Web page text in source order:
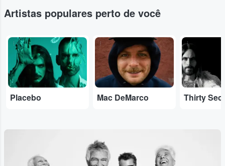
Artistas populares perto de você
...
Placebo
...
Mac DeMarco
...